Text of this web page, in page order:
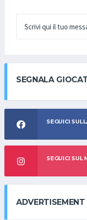
SEGNALA
SEGUICI
SEGUICI SUL
ADVERTISEMENT